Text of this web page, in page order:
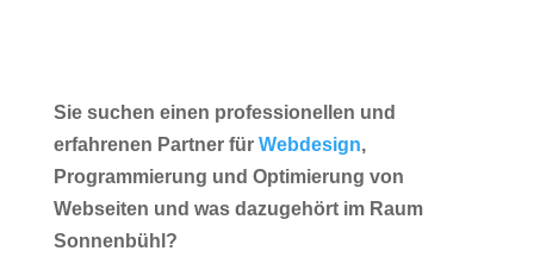
Sie suchen einen professionellen und
erfahrenen Partner für Webdesign,
Programmierung und Optimierung von
Webseiten und was dazugehört im Raum
Sonnenbühl?